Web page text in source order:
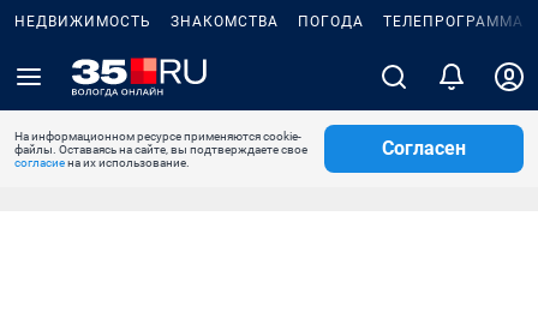
НЕДВИЖИМОСТЬ ЗНАКОМСТВА ПОГОДА ТЕЛЕПРОГРАММА
На информационном ресурсе применяются cookie-
файлы. Оставаясь на сайте, вы подтверждаете свое
согласиена их использование.
Согласен